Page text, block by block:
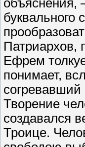
объяснения,
буквального
Патриархов,
Ефрем
понимает,
согревавший
Творение
создавался
Троице.